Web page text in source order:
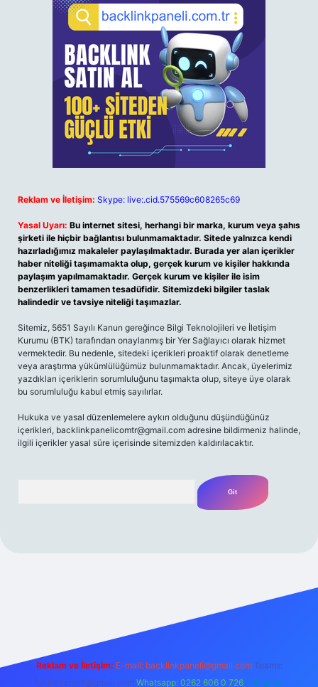
Reklam ve İletişim: Skype: live:.cid.575569c608265c69
Yasal Uyarı: Bu internet sitesi, herhangi bir marka, kurum veya şahıs
şirketi ile hiçbir bağlantısı bulunmamaktadır. Sitede yalnızca kendi
hazırladığımız makaleler paylaşılmaktadır. Burada yer alan içerikler
haber niteliği taşımamakta olup, gerçek kurum ve kişiler hakkında
paylaşım yapılmamaktadır. Gerçek kurum ve kişiler ile isim
benzerlikleri tamamen tesadüfidir. Sitemizdeki bilgiler taslak
halindedir ve tavsiye niteliği taşımazlar.
Sitemiz, 5651 Sayılı Kanun gereğince Bilgi Teknolojileri ve İletişim
Kurumu (BTK) tarafından onaylanmış bir Yer Sağlayıcı olarak hizmet
vermektedir. Bu nedenle, sitedeki içerikleri proaktif olarak denetleme
veya araştırma yükümlülüğümüz bulunmamaktadır. Ancak, üyelerimiz
yazdıkları içeriklerin sorumluluğunu taşımakta olup, siteye üye olarak
bu sorumluluğu kabul etmiş sayılırlar.
Hukuka ve yasal düzenlemelere aykırı olduğunu düşündüğünüz
içerikleri, backlinkpanelicomtr@gmail.com adresine bildirmeniz halinde,
ilgili içerikler yasal süre içerisinde sitemizden kaldırılacaktır.
Reklam ve İletişim: E-mail: backlinkpaneli@gmail.com Teams:
forumhizmeti@gmail.com Whatsapp: 0262 606 0 726 Telegram: